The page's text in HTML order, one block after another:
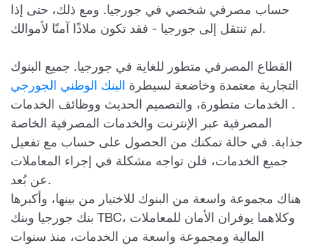
حساب مصرفي شخصي في جورجيا. ومع ذلك، حتى إذا
لم تنتقل إلى جورجيا - فقد تكون ملاذًا آمنًا لأموالك.
القطاع المصرفي متطور للغاية في جورجيا. جميع البنوك
التجارية معتمدة وخاضعة لسيطرة البنك الوطني الجورجي
. الخدمات متطورة، والتصميم الحديث ووظائف الخدمات
المصرفية عبر الإنترنت والخدمات المصرفية الخاصة
جذابة. في حالة تمكنك من الحصول على حساب مع تفعيل
جميع الخدمات، فلن تواجه مشكلة في إجراء المعاملات
عن بُعد.
هناك مجموعة واسعة من البنوك للاختيار من بينها، وأكبرها
بنك جورجيا وبنك TBC، وكلاهما يوفران الأمان للمعاملات
المالية ومجموعة واسعة من الخدمات، منذ سنوات